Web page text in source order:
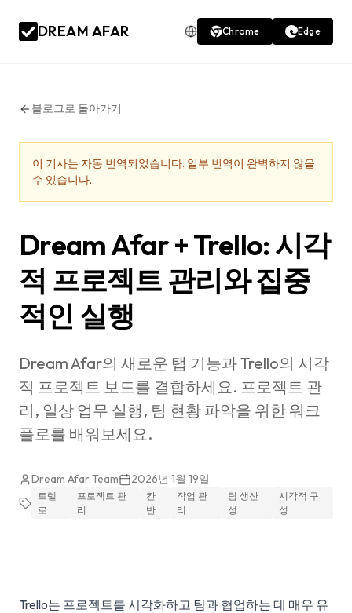
DREAM AFAR Chrome Edge
블로그로 돌아가기
이 기사는 자동 번역되었습니다. 일부 번역이 완벽하지 않을
수 있습니다.
Dream Afar + Trello: 시각
적 프로젝트 관리와 집중
적인 실행
Dream Afar의 새로운 탭 기능과 Trello의 시각
적 프로젝트 보드를 결합하세요. 프로젝트 관
리, 일상 업무 실행, 팀 현황 파악을 위한 워크
플로를 배워보세요.
Dream Afar Team 2026년 1월 19일
트렐
로
프로젝트 관
리
칸
반
작업 관
리
팀 생산
성
시각적 구
성
Trello는 프로젝트를 시각화하고 팀과 협업하는 데 매우 유